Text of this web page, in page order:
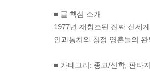
■ 글 핵심 소개
1977년 재창조된 진짜 신세
인과통치와 청정 영혼들의
■ 카테고리: 종교/신학, 판타